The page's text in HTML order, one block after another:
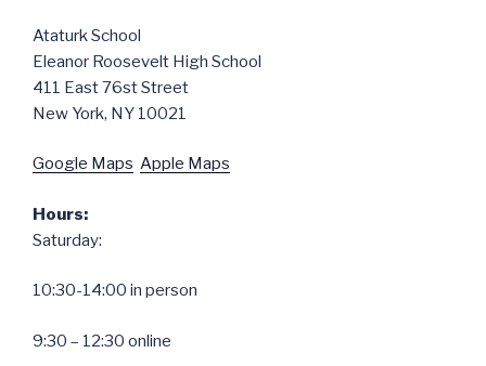
Ataturk School
Eleanor Roosevelt High School
411 East 76st Street
New York, NY 10021
Google Maps Apple Maps
Hours:
Saturday:
10:30-14:00 in person
9:30 – 12:30 online